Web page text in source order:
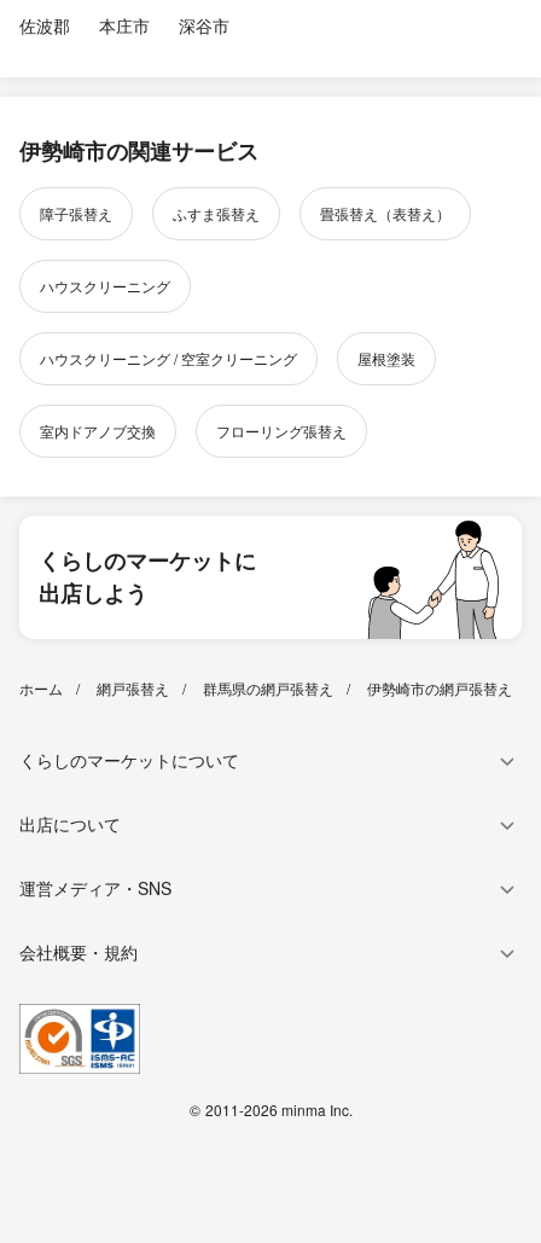
佐波郡
本庄市 深谷市
伊勢崎市の関連サービス
障子張替え ふすま張替え 畳張替え（表替え）
ハウスクリーニング
ハウスクリーニング / 空室クリーニング 屋根塗装
室内ドアノブ交換 フローリング張替え
くらしのマーケットに
出店しよう
ホーム 網戸張替え 群馬県の網戸張替え 伊勢崎市の網戸張替え
くらしのマーケットについて
出店について
運営メディア・SNS
会社概要・規約
© 2011-2026 minma Inc.